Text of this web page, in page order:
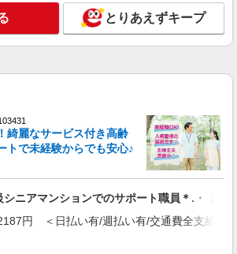
2回（6月・12月） 昇給年1回（4月） 特別報
平均18.9万円（最高額120万円） ※2025年6月
改善手当は試用期間中(3ヶ月)は支
詳細を見る
NEW
ートステイ 介護スタッフ
：380円/時 寸志あり：年2回（6月・12
績による ※処遇改善手当は試用期間中(3
)は支給なし
大阪府大阪市中央区森ノ宮中央2-5-3
詳細を見る
そよ風：RO14874
ートステイ 介護スタッフ
とりあえずキープ
綺麗なサービス付き高齢
で未経験からでも安心♪
ニアマンションでのサポート職員＊.・：゜
円 ＜日払い有/週払い有/交通費全支給(ガ